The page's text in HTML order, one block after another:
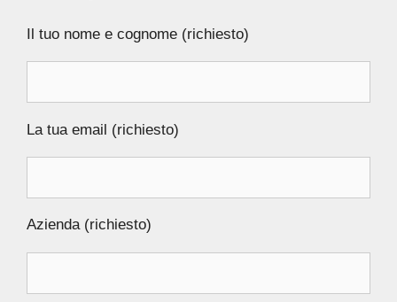
Il tuo nome e cognome (richiesto)
La tua email (richiesto)
Azienda (richiesto)